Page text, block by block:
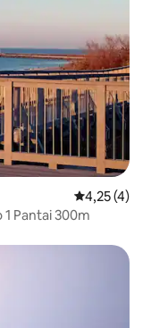
Nilai rata-
4,25 (4)
Pantai 300m